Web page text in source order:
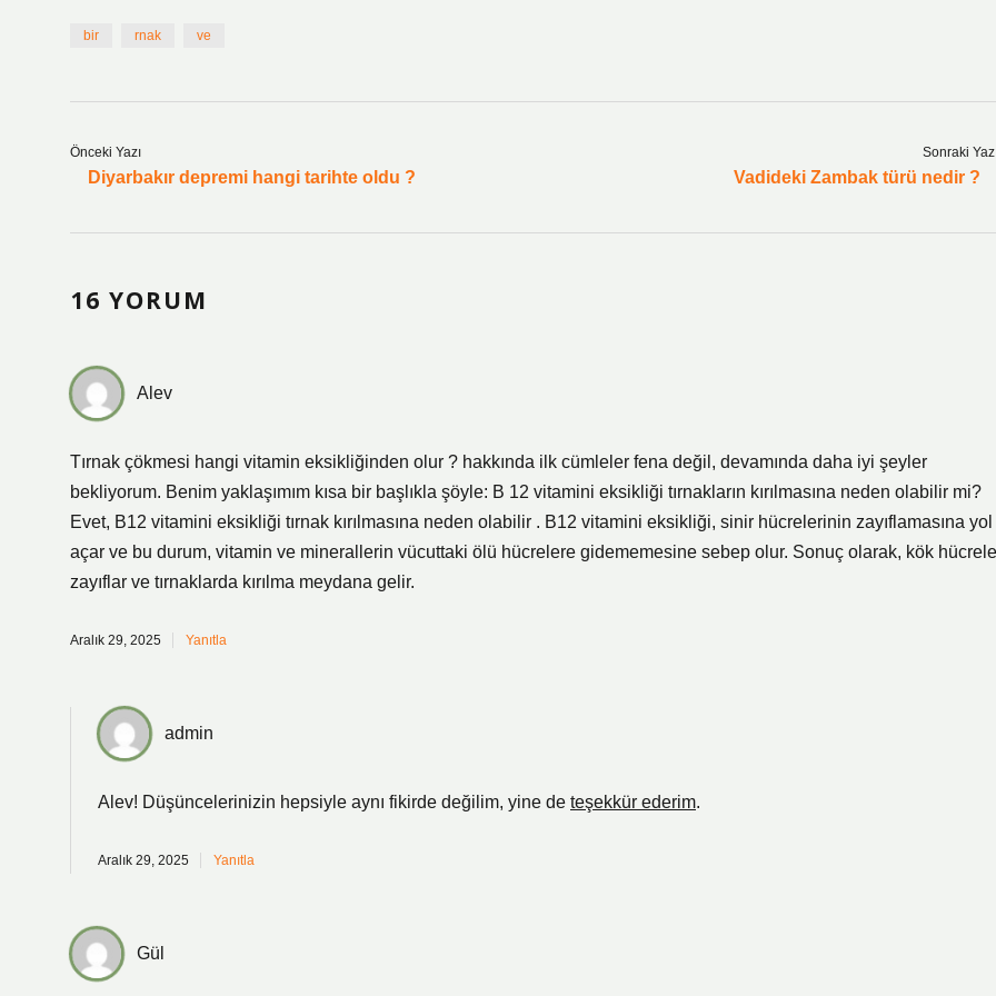
bir rnak ve
Önceki Yazı
Diyarbakır depremi hangi tarihte oldu ?
Sonraki
Vadideki Zambak türü nedir ?
16 YORUM
Alev
Tırnak çökmesi hangi vitamin eksikliğinden olur ? hakkında ilk cümleler fena değil, devamında daha iyi şeyler
bekliyorum. Benim yaklaşımım kısa bir başlıkla şöyle: B 12 vitamini eksikliği tırnakların kırılmasına neden olabilir mi?
Evet, B12 vitamini eksikliği tırnak kırılmasına neden olabilir . B12 vitamini eksikliği, sinir hücrelerinin zayıflamasına yol
açar ve bu durum, vitamin ve minerallerin vücuttaki ölü hücrelere gidememesine sebep olur. Sonuç olarak, kök
zayıflar ve tırnaklarda kırılma meydana gelir.
Aralık 29, 2025 Yanıtla
admin
Alev! Düşüncelerinizin hepsiyle aynı fikirde değilim, yine de teşekkür ederim.
Aralık 29, 2025 Yanıtla
Gül